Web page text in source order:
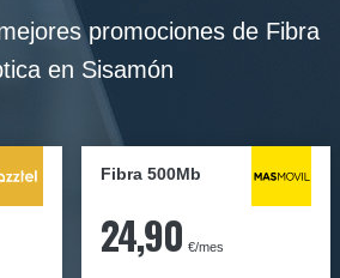
promociones de Fibra
en Sisamón
Fibra 500Mb
24,90 €/mes